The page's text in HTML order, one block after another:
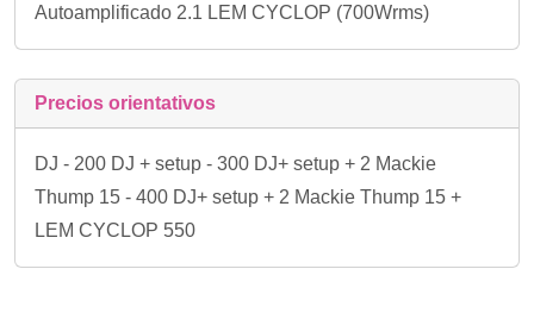
Autoamplificado 2.1 LEM CYCLOP (700Wrms)
Precios orientativos
DJ - 200 DJ + setup - 300 DJ+ setup + 2 Mackie
Thump 15 - 400 DJ+ setup + 2 Mackie Thump 15 +
LEM CYCLOP 550